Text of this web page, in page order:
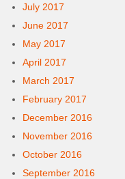
July 2017
June 2017
May 2017
April 2017
March 2017
February 2017
December 2016
November 2016
October 2016
September 2016